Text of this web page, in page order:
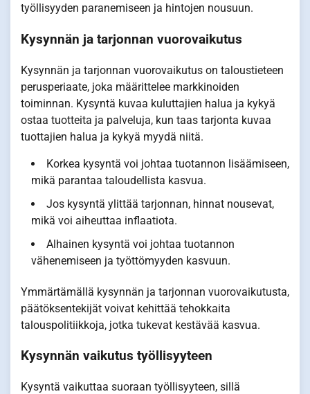
työllisyyden paranemiseen ja hintojen nousuun.
Kysynnän ja tarjonnan vuorovaikutus
Kysynnän ja tarjonnan vuorovaikutus on taloustieteen
perusperiaate, joka määrittelee markkinoiden
toiminnan. Kysyntä kuvaa kuluttajien halua ja kykyä
ostaa tuotteita ja palveluja, kun taas tarjonta kuvaa
tuottajien halua ja kykyä myydä niitä.
Korkea kysyntä voi johtaa tuotannon lisäämiseen,
mikä parantaa taloudellista kasvua.
Jos kysyntä ylittää tarjonnan, hinnat nousevat,
mikä voi aiheuttaa inflaatiota.
Alhainen kysyntä voi johtaa tuotannon
vähenemiseen ja työttömyyden kasvuun.
Ymmärtämällä kysynnän ja tarjonnan vuorovaikutusta,
päätöksentekijät voivat kehittää tehokkaita
talouspolitiikkoja, jotka tukevat kestävää kasvua.
Kysynnän vaikutus työllisyyteen
Kysyntä vaikuttaa suoraan työllisyyteen, sillä